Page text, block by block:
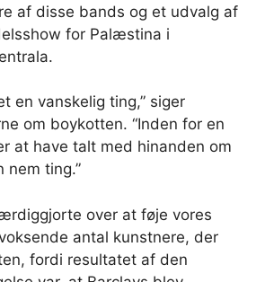
af disse bands og et udvalg af
for Palæstina i
en vanskelig ting,” siger
om boykotten. “Inden for en
at have talt med hinanden om
nem ting.”
over at føje vores
antal kunstnere, der
fordi resultatet af den